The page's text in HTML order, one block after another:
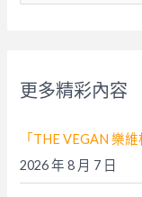
:
更多精彩內容
「THE VEGAN 樂
2026 年 8 月 7 日